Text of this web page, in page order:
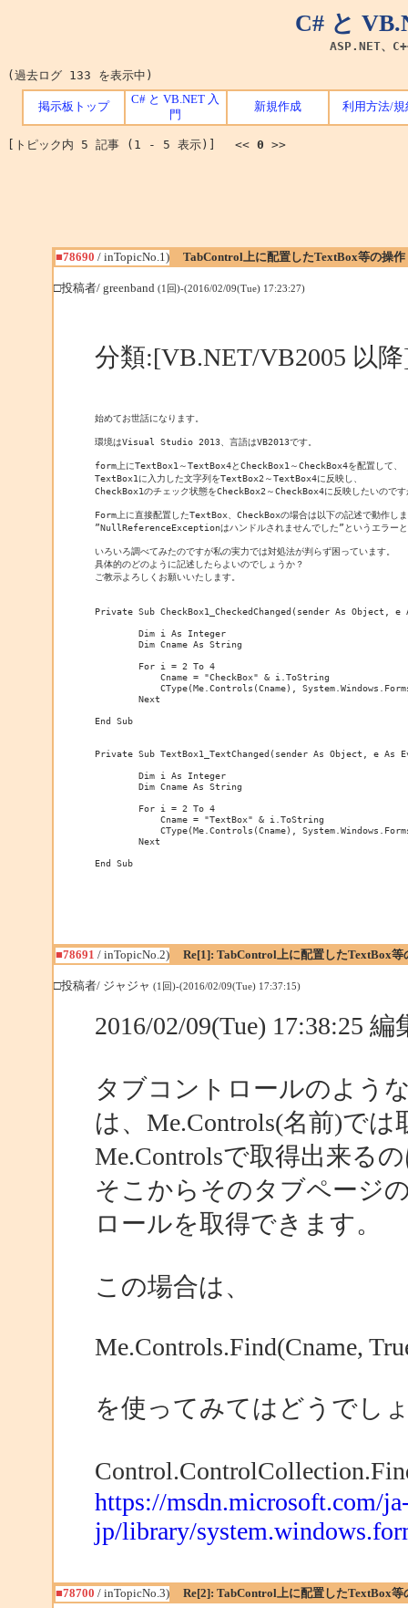
C# と
ASP.NET、
(過去ログ 133 を表示中)
掲示板トップ
C# と VB.NET 入
門
新規作成 利用方法/規
[トピック内 5 記事 (1 - 5 表示)] << 0 >>
■78690 / inTopicNo.1) TabControl上に配置したTextBox等の操作
□投稿者/ greenband (1回)-(2016/02/09(Tue) 17:23:27)
分類:[VB.NET/VB2005 以
始めてお世話になります。
環境はVisual Studio 2013、言語はVB2013です。
form上にTextBox1～TextBox4とCheckBox1～CheckBox4を配置して、
TextBox1に入力した文字列をTextBox2～TextBox4に反映し、
CheckBox1のチェック状態をCheckBox2～CheckBox4に反映したいのです
Form上に直接配置したTextBox、CheckBoxの場合は以下の記述で動作
”NullReferenceExceptionはハンドルされませんでした”というエラーと
いろいろ調べてみたのですが私の実力では対処法が判らず困っています。
具体的のどのように記述したらよいのでしょうか？
ご教示よろしくお願いいたします。
Private Sub CheckBox1_CheckedChanged(sender As Object, e
End Sub
Private Sub TextBox1_TextChanged(sender As Object, e As
End Sub
■78691 / inTopicNo.2) Re[1]: TabControl上に配置したTextBox等
□投稿者/ ジャジャ (1回)-(2016/02/09(Tue) 17:37:15)
2016/02/09(Tue) 17:38:25
タブコントロールのよう
は、Me.Controls(名前)で
Me.Controlsで取得出来る
そこからそのタブページ
ロールを取得できます。
この場合は、
Me.Controls.Find(Cname,
を使ってみてはどうでし
https://msdn.microsoft.com/
jp/library/
■78700 / inTopicNo.3) Re[2]: TabControl上に配置したTextBox等